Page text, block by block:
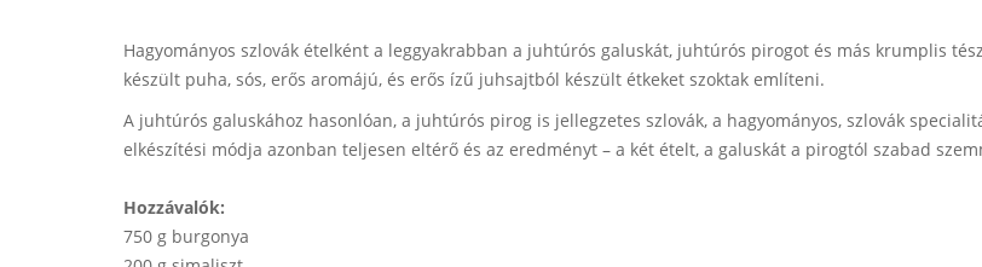
Hagyományos szlovák ételként a leggyakrabban a juhtúrós galuskát, juhtúrós pirogot és más krumplis
készült puha, sós, erős aromájú, és erős ízű juhsajtból készült étkeket szoktak említeni.
A juhtúrós galuskához hasonlóan, a juhtúrós pirog is jellegzetes szlovák, a hagyományos, szlovák
elkészítési módja azonban teljesen eltérő és az eredményt – a két ételt, a galuskát a pirogtól szabad
Hozzávalók:
750 g burgonya